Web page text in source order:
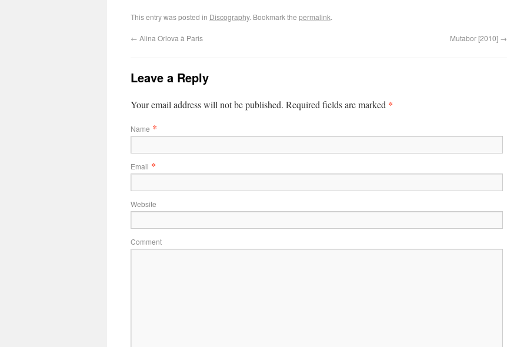
This entry was posted in Discography. Bookmark the permalink.
← Alina Orlova à Paris Mutabor [2010] →
Leave a Reply
Your email address will not be published. Required fields are marked *
Name *
Email *
Website
Comment